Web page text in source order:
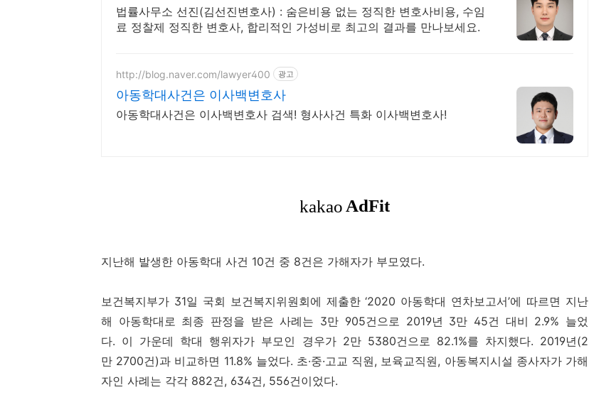
법률사무소 선진(김선진변호사) : 숨은비용 없는 정직한 변호사비용, 수임
료 정찰제 정직한 변호사, 합리적인 가성비로 최고의 결과를 만나보세요.
http://blog.naver.com/lawyer400 광고
아동학대사건은 이사백변호사
아동학대사건은 이사백변호사 검색! 형사사건 특화 이사백변호사!
지난해 발생한 아동학대 사건 10건 중 8건은 가해자가 부모였다.
보건복지부가 31일 국회 보건복지위원회에 제출한 ‘2020 아동학대 연차보고서’에 따르면 지난
해 아동학대로 최종 판정을 받은 사례는 3만 905건으로 2019년 3만 45건 대비 2.9% 늘었
다. 이 가운데 학대 행위자가 부모인 경우가 2만 5380건으로 82.1%를 차지했다. 2019년(2
만 2700건)과 비교하면 11.8% 늘었다. 초·중·고교 직원, 보육교직원, 아동복지시설 종사자가 가해
자인 사례는 각각 882건, 634건, 556건이었다.